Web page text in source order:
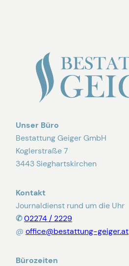
Unser Büro
Bestattung Geiger GmbH
Koglerstraße 7
3443 Sieghartskirchen
Kontakt
Journaldienst rund um die Uhr
✆02274 / 2229
@ office@bestattung-geiger.at
Bürozeiten